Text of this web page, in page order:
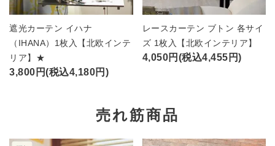
遮光カーテン イハナ
（IHANA）1枚入【北欧インテ
リア】★
3,800円(税込4,180円)
レースカーテン ブトン 各サイ
ズ 1枚入【北欧インテリア】
4,050円(税込4,455円)
売れ筋商品